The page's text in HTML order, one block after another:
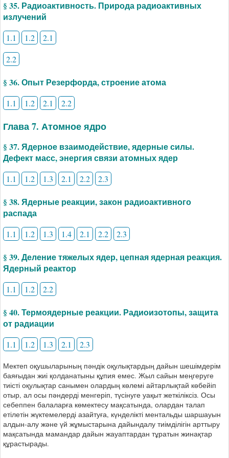
§ 35. Радиоактивность. Природа радиоактивных
излучений
1.1 1.2
2.1
2.2
§ 36. Опыт Резерфорда, строение атома
1.1 1.2 2.1 2.2
Глава 7. Атомное ядро
§ 37. Ядерное взаимодействие, ядерные силы.
Дефект масс, энергия связи атомных ядер
1.1 1.2 1.3 2.1 2.2 2.3
§ 38. Ядерные реакции, закон радиоактивного
распада
1.1 1.2 1.3 1.4 2.1 2.2 2.3
§ 39. Деление тяжелых ядер, цепная ядерная реакция.
Ядерный реактор
1.1 1.2 2.2
§ 40. Термоядерные реакции. Радиоизотопы, защита
от радиации
1.1 1.2 1.3 2.1 2.3
Мектеп оқушыларының пәндік оқулықтардың дайын шешімдерім
баяғыдан жиі қолданатыны құпия емес. Жыл сайын меңгеруге
тиісті оқулықтар санымен олардың көлемі айтарлықтай көбейіп
отыр, ал осы пәндерді менгеріп, түсінуге уақыт жеткіліксіз. Осы
себеппен балаларға көмектесу мақсатында, олардан талап
етілетін жүктемелерді азайтуға, күнделікті ментальды шаршауын
алдын-алу және үй жұмыстарына дайындалу тиімділігін арттыру
мақсатында мамандар дайын жауаптардан тұратын жинақтар
құрастырады.